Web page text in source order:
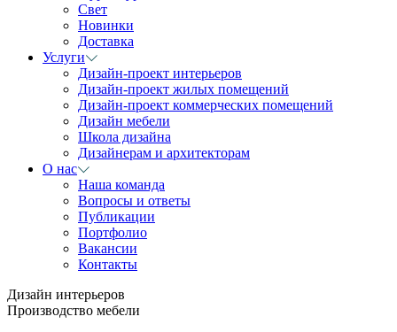
Свет
Новинки
Доставка
Услуги
Дизайн-проект интерьеров
Дизайн-проект жилых помещений
Дизайн-проект коммерческих помещений
Дизайн мебели
Школа дизайна
Дизайнерам и архитекторам
О нас
Наша команда
Вопросы и ответы
Публикации
Портфолио
Вакансии
Контакты
Дизайн интерьеров
Производство мебели